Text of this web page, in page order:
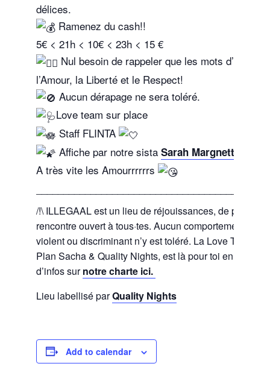
délices.
Ramenez du cash!!
5€ < 21h < 10€ < 23h < 15 €
Nul besoin de rappeler que les mots d’ordre
l’Amour, la Liberté et le Respect!
Aucun dérapage ne sera toléré.
Love team sur place
Staff FLINTA
Affiche par notre sistaSarah Margnetti
A très vite les Amourrrrrrs
/!\ ILLEGAAL est un lieu de réjouissances, de partage
rencontre ouvert à tous·tes. Aucun comportement
violent ou discriminant n’y est toléré. La Love Team,
Plan Sacha & Quality Nights, est là pour toi en cas de
d’infos surnotre charte ici.
Lieu labellisé parQuality Nights
Add to calendar